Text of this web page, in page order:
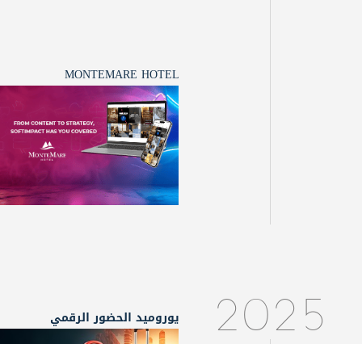
MONTEMARE HOTEL
2025 يوروميد الحضور الرقمي